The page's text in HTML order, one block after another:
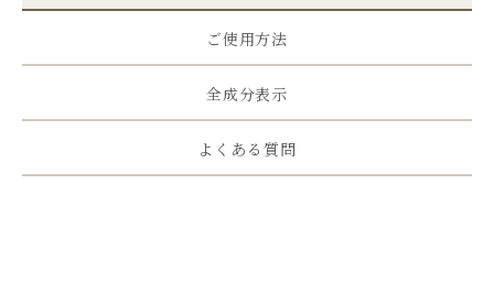
ご使用方法
全成分表示
よくある質問